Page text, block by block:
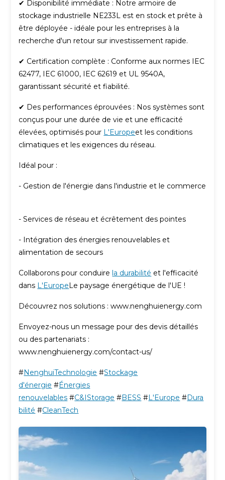
✔ Disponibilité immédiate : Notre armoire de
stockage industrielle NE233L est en stock et prête à
être déployée - idéale pour les entreprises à la
recherche d'un retour sur investissement rapide.
✔ Certification complète : Conforme aux normes IEC
62477, IEC 61000, IEC 62619 et UL 9540A,
garantissant sécurité et fiabilité.
✔ Des performances éprouvées : Nos systèmes sont
conçus pour une durée de vie et une efficacité
élevées, optimisés pour L'Europeet les conditions
climatiques et les exigences du réseau.
Idéal pour :
- Gestion de l'énergie dans l'industrie et le commerce
- Services de réseau et écrêtement des pointes
- Intégration des énergies renouvelables et
alimentation de secours
Collaborons pour conduirela durabilité et l'efficacité
dans L'EuropeLe paysage énergétique de l'UE !
Découvrez nos solutions : www.nenghuienergy.com
Envoyez-nous un message pour des devis détaillés
ou des partenariats :
www.nenghuienergy.com/contact-us/
#NenghuiTechnologie #Stockage
d'énergie #Énergies
renouvelables #C&IStorage #BESS #L'Europe #Dura
bilité #CleanTech